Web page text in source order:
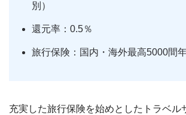
別）
還元率：0.5％
旅行保険：国内・海外最高5000間
充実した旅行保険を始めとしたトラベル